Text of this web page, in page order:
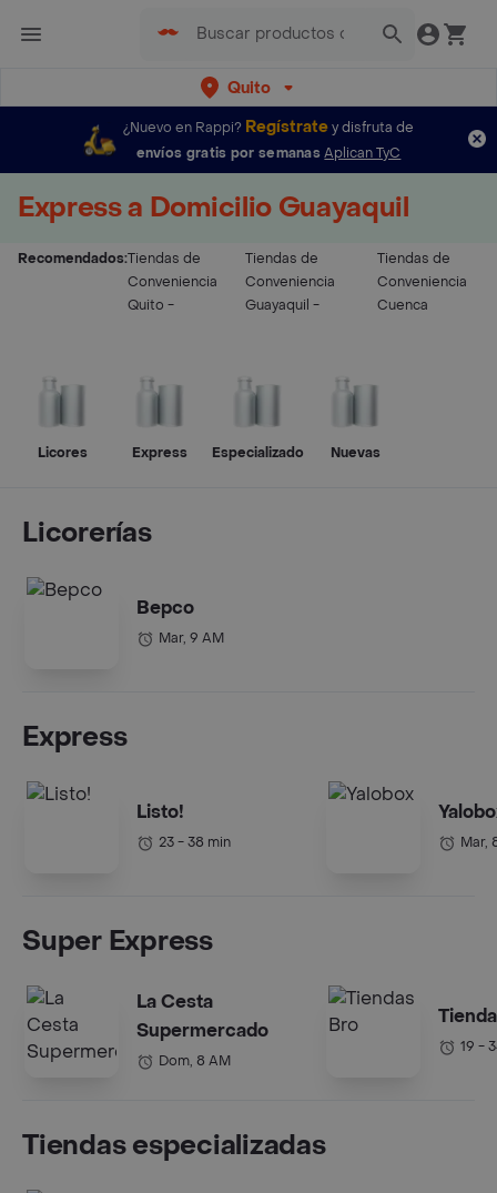
Quito
¿Nuevo en Rappi? Regístratey disfruta de
envíos gratis por semanas Aplican TyC
Express a Domicilio Guayaquil
Recomendados:Tiendas de
Conveniencia
Quito -
Tiendas de
Conveniencia
Guayaquil -
Tiendas de
Conveniencia
Cuenca
Licores Express Especializado Nuevas
Licorerías
Bepco
Mar, 9 AM
Express
Listo!
23 - 38 min Mar,
Super Express
La Cesta
Supermercado
Dom, 8 AM
19 -
Tiendas especializadas